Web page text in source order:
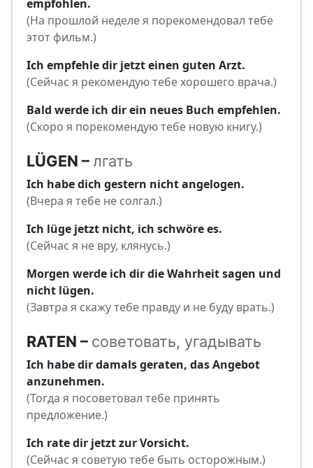
empfohlen.
(На прошлой неделе я порекомендовал тебе
этот фильм.)
Ich empfehle dir jetzt einen guten Arzt.
(Сейчас я рекомендую тебе хорошего врача.)
Bald werde ich dir ein neues Buch empfehlen.
(Скоро я порекомендую тебе новую книгу.)
LÜGEN –лгать
Ich habe dich gestern nicht angelogen.
(Вчера я тебе не солгал.)
Ich lüge jetzt nicht, ich schwöre es.
(Сейчас я не вру, клянусь.)
Morgen werde ich dir die Wahrheit sagen und
nicht lügen.
(Завтра я скажу тебе правду и не буду врать.)
RATEN – советовать, угадывать
Ich habe dir damals geraten, das Angebot
anzunehmen.
(Тогда я посоветовал тебе принять
предложение.)
Ich rate dir jetzt zur Vorsicht.
(Сейчас я советую тебе быть осторожным.)